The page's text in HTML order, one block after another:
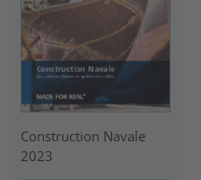
Construction Navale
2023